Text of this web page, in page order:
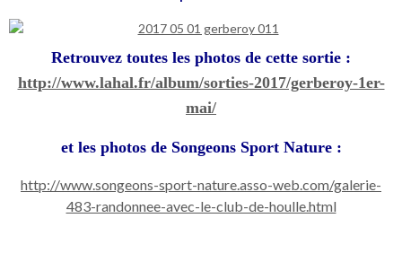
Retrouvez toutes les photos de cette sortie :
http://www.lahal.fr/album/sorties-2017/gerberoy-1er-
mai/
et les photos de Songeons Sport Nature :
http://www.songeons-sport-nature.asso-web.com/galerie-
483-randonnee-avec-le-club-de-houlle.html